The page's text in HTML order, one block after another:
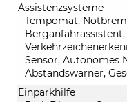
Assistenzsysteme
Tempomat,
Sensor, Autonomes
Abstandswarner,
Einparkhilfe